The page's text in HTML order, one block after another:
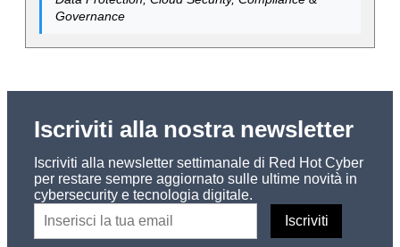
Governance
Iscriviti alla nostra newsletter
Iscriviti alla newsletter settimanale di Red Hot Cyber
per restare sempre aggiornato sulle ultime novità in
cybersecurity e tecnologia digitale.